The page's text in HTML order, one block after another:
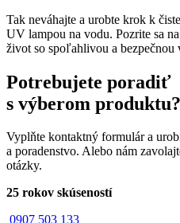
Tak neváhajte a urobte krok k
UV lampou na vodu. Pozrite sa na
život so spoľahlivou a
Potrebujete poradiť
s výberom produktu?
Vyplňte kontaktný formulár a
a poradenstvo. Alebo nám
otázky.
25 rokov skúseností
0907 503 133